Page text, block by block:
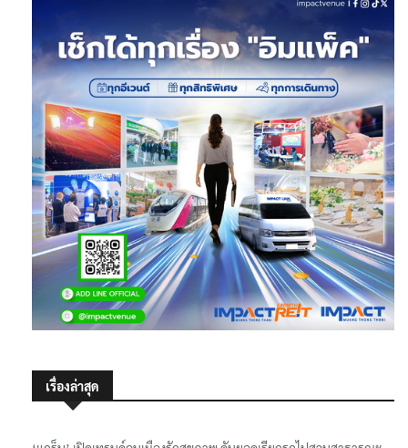
เรื่องล่าสุด